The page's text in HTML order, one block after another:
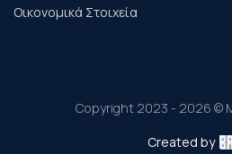
Οικονομικά Στοιχεία
Copyright 2023 - 2026 ©
Created by